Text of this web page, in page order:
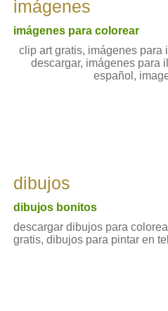
imágenes
imágenes para colorear
clip art gratis, imágenes para
descargar, imágenes para
español,
dibujos
dibujos bonitos
descargar dibujos para
gratis, dibujos para pintar en